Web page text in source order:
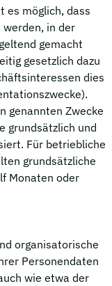
es möglich, dass
in der
gemacht
gesetzlich dazu
dies
genannten Zwecke
grundsätzlich und
Für betriebliche
grundsätzliche
Monaten oder
organisatorische
Personendaten
wie etwa der